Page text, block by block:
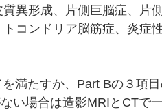
異形成、片側巨脳症、片
コンドリア脳筋症、炎症
満たすか、Part Bの３項
い場合は造影MRIとCTで